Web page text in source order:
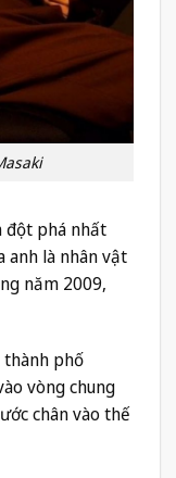
đột phá nhất
anh là nhân vật
năm 2009,
thành phố
vòng chung
chân vào thế